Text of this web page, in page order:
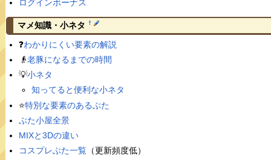
ログインボーナス
マメ知識・小ネタ †
❓わかりにくい要素の解説
👴老豚になるまでの時間
💡小ネタ
知ってると便利な小ネタ
⭐️特別な要素のあるぶた
ぶた小屋全景
MIXと3Dの違い
コスプレぶた一覧（更新頻度低）